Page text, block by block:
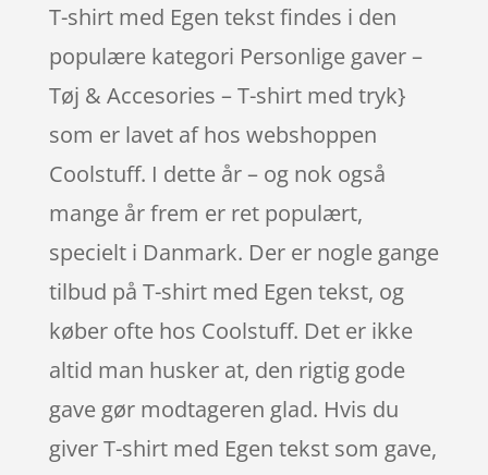
T-shirt med Egen tekst findes i den
populære kategori Personlige gaver –
Tøj & Accesories – T-shirt med tryk}
som er lavet af hos webshoppen
Coolstuff. I dette år – og nok også
mange år frem er ret populært,
specielt i Danmark. Der er nogle gange
tilbud på T-shirt med Egen tekst, og
køber ofte hos Coolstuff. Det er ikke
altid man husker at, den rigtig gode
gave gør modtageren glad. Hvis du
giver T-shirt med Egen tekst som gave,